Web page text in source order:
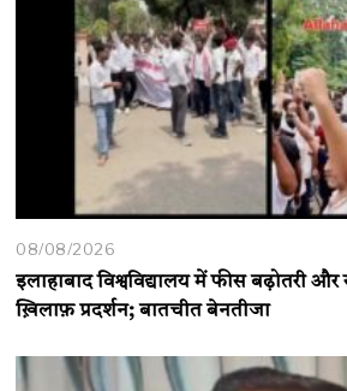
08/08/2026
इलाहाबाद विश्वविद्यालय में फीस बढ़ोतरी
ख़िलाफ़ प्रदर्शन; बातचीत बेनतीजा